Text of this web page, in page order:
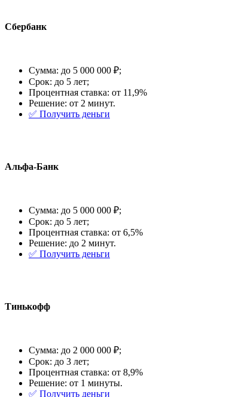
Сбербанк
Сумма: до 5 000 000 ₽;
Срок: до 5 лет;
Процентная ставка: от 11,9%
Решение: от 2 минут.
✅️ Получить деньги
Альфа-Банк
Сумма: до 5 000 000 ₽;
Срок: до 5 лет;
Процентная ставка: от 6,5%
Решение: до 2 минут.
✅️ Получить деньги
Тинькофф
Сумма: до 2 000 000 ₽;
Срок: до 3 лет;
Процентная ставка: от 8,9%
Решение: от 1 минуты.
✅️ Получить деньги